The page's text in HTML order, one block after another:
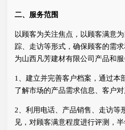
二、服务范围
以顾客为关注焦点，以顾客满意
踪、走访等形式，确保顾客的需
为山西凡芳建材有限公司产品和服
1、建立并完善客户档案，通过本
了解市场的产品需求信息、客户对
2、利用电话、产品销售、走访等
见，对顾客满意程度进行评测，